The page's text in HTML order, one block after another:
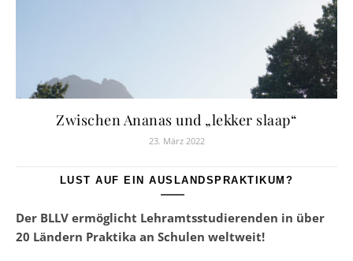
Zwischen Ananas und „lekker slaap“
23. März 2022
LUST AUF EIN AUSLANDSPRAKTIKUM?
Der BLLV ermöglicht Lehramtsstudierenden in über
20 Ländern Praktika an Schulen weltweit!